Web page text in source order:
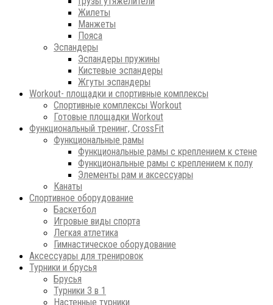
Жилеты
Манжеты
Пояса
Эспандеры
Эспандеры пружины
Кистевые эспандеры
Жгуты эспандеры
Workout- площадки и спортивные комплексы
Спортивные комплексы Workout
Готовые площадки Workout
Функциональный тренинг, CrossFit
Функциональные рамы
Функциональные рамы с креплением к стене
Функциональные рамы с креплением к полу
Элементы рам и аксессуары
Канаты
Спортивное оборудование
Баскетбол
Игровые виды спорта
Легкая атлетика
Гимнастическое оборудование
Аксессуары для тренировок
Турники и брусья
Брусья
Турники 3 в 1
Настенные турники